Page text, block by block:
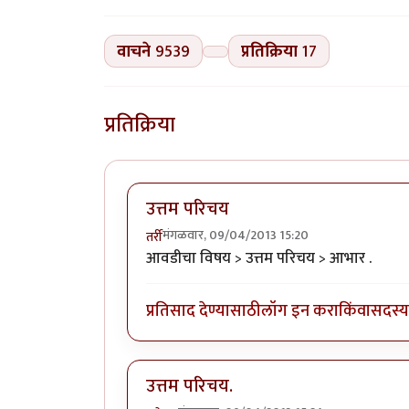
वाचने 9539 प्रतिक्रिया17
प्रतिक्रिया
उत्तम परिचय
तर्रीमंगळवार, 09/04/2013 15:20
आवडीचा विषय > उत्तम परिचय > आभार .
प्रतिसाद देण्यासाठीलॉग इन कराकिंवासदस्य
उत्तम परिचय.